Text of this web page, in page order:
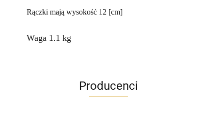
Rączki mają wysokość 12 [cm]
Waga 1.1 kg
Producenci